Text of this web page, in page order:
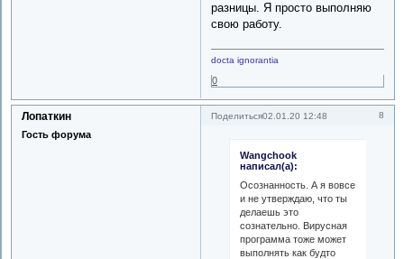
разницы. Я просто выполняю
свою работу.
docta ignorantia
0
Поделиться 8
02.01.20 12:48
Лопаткин
Гость форума
Wangchook
написал(а):
Осознанность. А я вовсе
и не утверждаю, что ты
делаешь это
сознательно. Вирусная
программа тоже может
выполнять как будто